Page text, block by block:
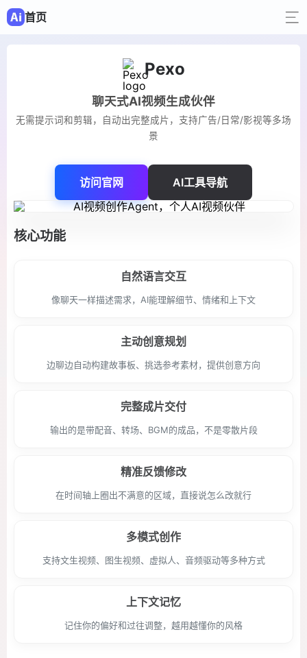
首页
Pexo
聊天式AI视频生成伙伴
无需提示词和剪辑，自动出完整成片，支持广告/日常/影视等多场
景
访问官网 AI工具导航
核心功能
自然语言交互
像聊天一样描述需求，AI能理解细节、情绪和上下文
主动创意规划
边聊边自动构建故事板、挑选参考素材，提供创意方向
完整成片交付
输出的是带配音、转场、BGM的成品，不是零散片段
精准反馈修改
在时间轴上圈出不满意的区域，直接说怎么改就行
多模式创作
支持文生视频、图生视频、虚拟人、音频驱动等多种方式
上下文记忆
记住你的偏好和过往调整，越用越懂你的风格